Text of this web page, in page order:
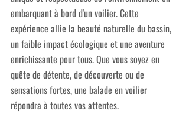
embarquant à bord d'un voilier. Cette
expérience allie la beauté naturelle du bassin,
un faible impact écologique et une aventure
enrichissante pour tous. Que vous soyez en
quête de détente, de découverte ou de
sensations fortes, une balade en voilier
répondra à toutes vos attentes.